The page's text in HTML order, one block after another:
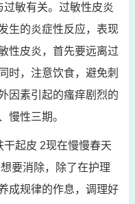
敏有关。过敏性皮炎
生的炎症性反应，表现
性皮炎，首先要远离过
时，注意饮食，避免刺
因素引起的瘙痒剧烈的
慢性三期。
起皮 2现在慢慢春天
要消除，除了在护理
成规律的作息，调理好